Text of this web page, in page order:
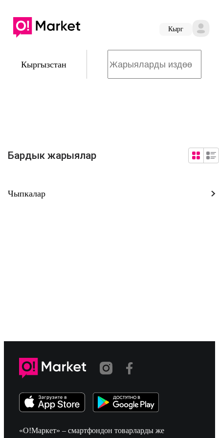
Кырг
Кыргызстан
Бардык жарыялар
Чыпкалар
«О!Маркет» – смартфондон товарларды же